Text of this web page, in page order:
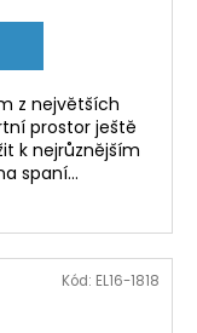
z největších
prostor ještě
k nejrůznějším
spaní...
Kód: EL16-1818